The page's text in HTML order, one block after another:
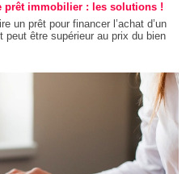
prêt immobilier : les solutions !
un prêt pour financer l’achat d’un
peut être supérieur au prix du bien